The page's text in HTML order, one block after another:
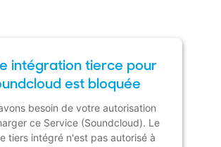
intégration tierce pour
est bloquée
besoin de votre autorisation
ce Service (Soundcloud). Le
tiers intégré n'est pas autorisé à